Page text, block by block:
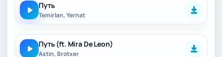
Путь
Temirlan, Yernat
Путь (ft. Mira De Leon)
Astin, Brotxer